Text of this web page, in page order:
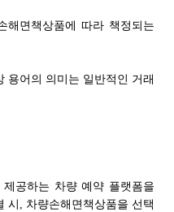
면책상품에 따라 책정되는
어의 의미는 일반적인 거래
공하는 차량 예약 플랫폼을
시, 차량손해면책상품을 선택